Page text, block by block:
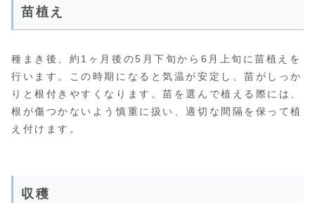
苗植え
種まき後、約1ヶ月後の5月下旬から6月上旬に苗植えを
行います。この時期になると気温が安定し、苗がしっか
りと根付きやすくなります。苗を選んで植える際には、
根が傷つかないよう慎重に扱い、適切な間隔を保って植
え付けます。
収穫